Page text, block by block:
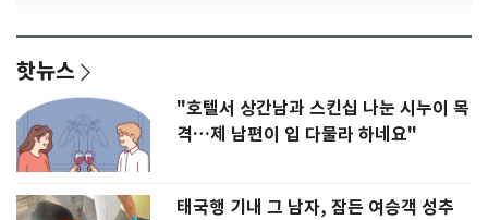
핫뉴스
"호텔서 상간남과 스킨십 나눈 시누이 목
격…제 남편이 입 다물라 하네요"
태국행 기내 그 남자, 잠든 여승객 성추